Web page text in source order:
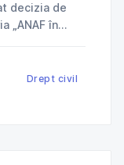
decizia de
deja
Drept civil